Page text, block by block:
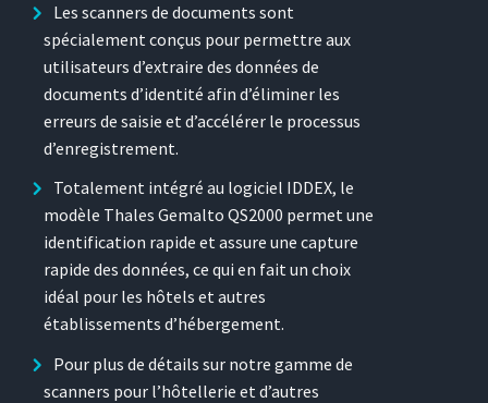
Les scanners de documents sont
spécialement conçus pour permettre aux
utilisateurs d’extraire des données de
documents d’identité afin d’éliminer les
erreurs de saisie et d’accélérer le processus
d’enregistrement.
Totalement intégré au logiciel IDDEX, le
modèle Thales Gemalto QS2000 permet une
identification rapide et assure une capture
rapide des données, ce qui en fait un choix
idéal pour les hôtels et autres
établissements d’hébergement.
Pour plus de détails sur notre gamme de
scanners pour l’hôtellerie et d’autres